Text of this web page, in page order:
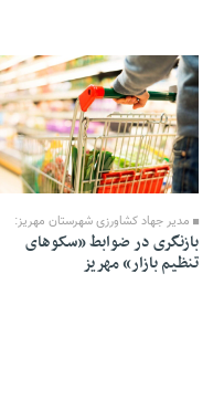
20 Tir 1405 - 09:03
مدیر جهاد کشاورزی شهرستان مهریز:
بازنگری در ضوابط «سکوهای
تنظیم بازار» مهریز